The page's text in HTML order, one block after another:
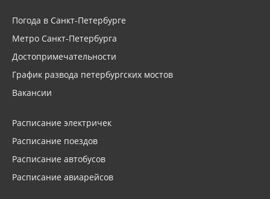
Погода в Санкт-Петербурге
Метро Санкт-Петербурга
Достопримечательности
График развода петербургских мостов
Вакансии
Расписание электричек
Расписание поездов
Расписание автобусов
Расписание авиарейсов